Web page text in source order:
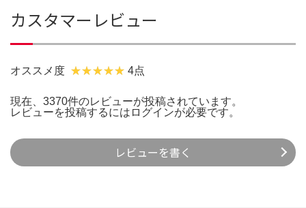
カスタマーレビュー
オススメ度 4点
現在、3370件のレビューが投稿されています。
レビューを投稿するには ログインが必要です。
レビューを書く